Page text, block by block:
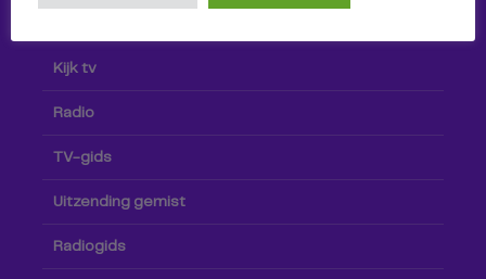
Kijk tv
Radio
TV-gids
Uitzending gemist
Radiogids